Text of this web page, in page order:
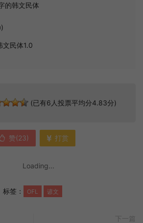
的韩文民体
文民体1.0
(已有6人投票平均分4.83分)
赞(23) 打赏
Loading...
标签： OFL 谚文
下一篇